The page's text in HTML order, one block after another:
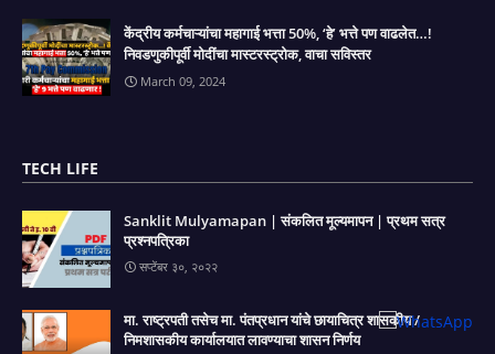
केंद्रीय कर्मचाऱ्यांचा महागाई भत्ता 50%, ‘हे’ भत्ते पण वाढलेत…!
निवडणुकीपूर्वी मोदींचा मास्टरस्ट्रोक, वाचा सविस्तर
March 09, 2024
TECH LIFE
Sanklit Mulyamapan | संकलित मूल्यमापन | प्रथम सत्र
प्रश्नपत्रिका
सप्टेंबर ३०, २०२२
मा. राष्ट्रपती तसेच मा. पंतप्रधान यांचे छायाचित्र शासकीय /
निमशासकीय कार्यालयात लावण्याचा शासन निर्णय